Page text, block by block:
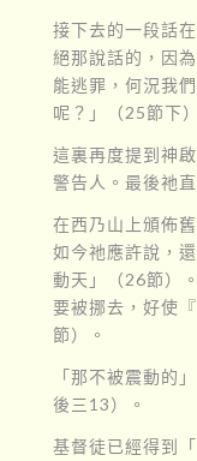
接下去的一段話
絕那說話的，因
能逃罪，何況我
呢？」（25節下）
這裏再度提到神
警告人。最後祂
在西乃山上頒佈
如今祂應許說，
動天」（26節）
要被挪去，好使
節）。
「那不被震動的
後三13）。
基督徒已經得到